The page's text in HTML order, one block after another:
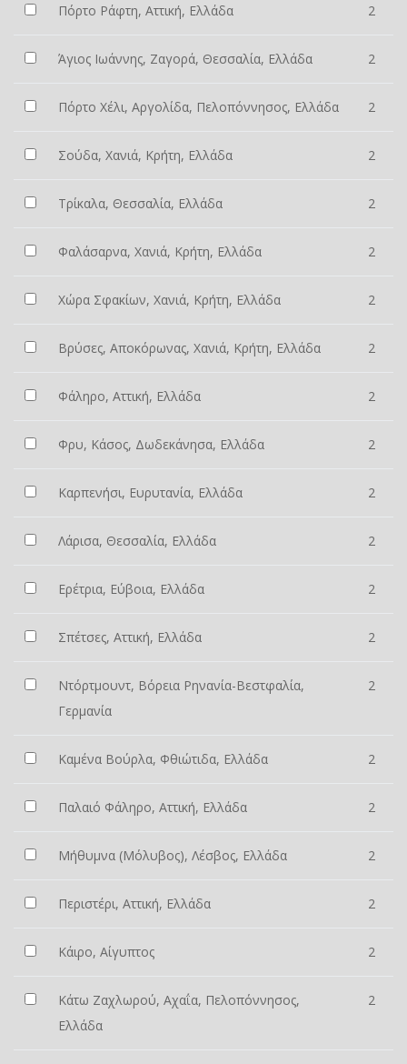
Πόρτο Ράφτη, Αττική, Ελλάδα 2
Άγιος Ιωάννης, Ζαγορά, Θεσσαλία, Ελλάδα 2
Πόρτο Χέλι, Αργολίδα, Πελοπόννησος, Ελλάδα 2
Σούδα, Χανιά, Κρήτη, Ελλάδα 2
Τρίκαλα, Θεσσαλία, Ελλάδα 2
Φαλάσαρνα, Χανιά, Κρήτη, Ελλάδα 2
Χώρα Σφακίων, Χανιά, Κρήτη, Ελλάδα 2
Βρύσες, Αποκόρωνας, Χανιά, Κρήτη, Ελλάδα 2
Φάληρο, Αττική, Ελλάδα 2
Φρυ, Κάσος, Δωδεκάνησα, Ελλάδα 2
Καρπενήσι, Ευρυτανία, Ελλάδα 2
Λάρισα, Θεσσαλία, Ελλάδα 2
Ερέτρια, Εύβοια, Ελλάδα 2
Σπέτσες, Αττική, Ελλάδα 2
Ντόρτμουντ, Βόρεια Ρηνανία-Βεστφαλία,
Γερμανία
2
Καμένα Βούρλα, Φθιώτιδα, Ελλάδα 2
Παλαιό Φάληρο, Αττική, Ελλάδα 2
Μήθυμνα (Μόλυβος), Λέσβος, Ελλάδα 2
Περιστέρι, Αττική, Ελλάδα 2
Κάιρο, Αίγυπτος 2
Κάτω Ζαχλωρού, Αχαΐα, Πελοπόννησος,
Ελλάδα
2